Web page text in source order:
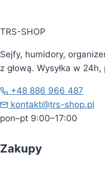
TRS-SHOP
Sejfy, humidory,
z głową. Wysyłka w
+48 886 966 487
kontakt@trs-shop.pl
pon–pt 9:00–17:00
Zakupy